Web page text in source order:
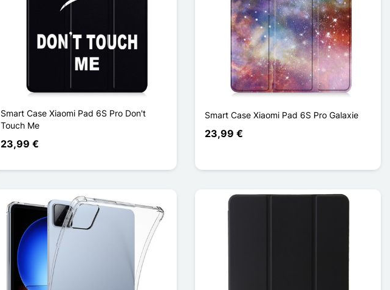
Smart Case Xiaomi Pad 6S Pro Don't
Touch Me
23,99 €
Smart Case Xiaomi Pad 6S Pro Galaxie
23,99 €